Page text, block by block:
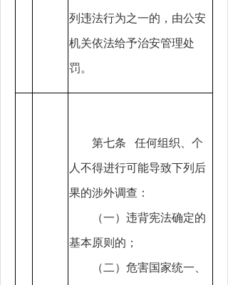
列违法行为之一的，由公安
机关依法给予治安管理处
罚。
第七条 任何组织、个
人不得进行可能导致下列后
果的涉外调查：
（一）违背宪法确定的
基本原则的；
（二）危害国家统一、